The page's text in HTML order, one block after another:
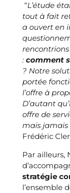
“L’étude
tout à fait
a ouvert en
: comment
? Notre
portée
l’offre à
D’autant
offre de
mais
Frédéric
Par ailleurs,
stratégie
l’ensemble